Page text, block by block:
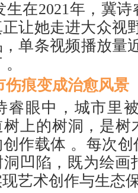
生在2021年，冀
让她走进大众视
单条视频播放量
伤痕变成治愈风景
睿眼中，城市里
上的树洞，是树
作载体 。每次
凹陷，既为绘
艺术创作与生态